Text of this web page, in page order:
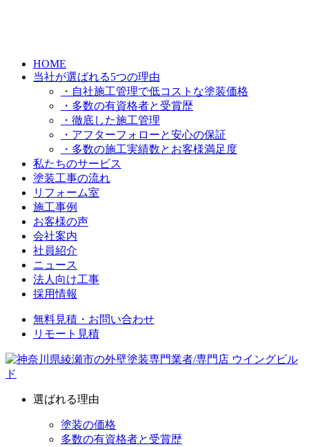
HOME
当社が選ばれる5つの理由
・自社施工管理で低コストな塗装価格
・多数の有資格者と受賞歴
・徹底した施工管理
・アフターフォローと安心の保証
・多数の施工実績数とお客様満足度
私たちのサービス
塗装工事の流れ
リフォーム室
施工事例
お客様の声
会社案内
社員紹介
ニュース
法人向け工事
採用情報
無料見積・お問い合わせ
リモート見積
選ばれる理由
塗装の価格
多数の有資格者と受賞歴